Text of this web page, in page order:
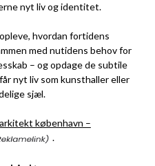
nyt liv og identitet.
hvordan fortidens
med nutidens behov for
– og opdage de subtile
nyt liv som kunsthaller eller
sjæl.
københavn –
.